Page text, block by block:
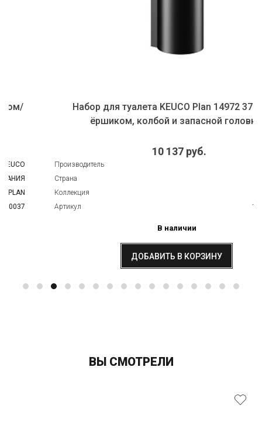
Набор для туалета KEUCO Plan 14972 370200 с
ёршиком, колбой и запасной головк...
10 137 руб.
Производитель
Страна
Коллекция
Артикул
14972 370200
ДОБАВИТЬ В КОРЗИНУ
ВЫ СМОТРЕЛИ